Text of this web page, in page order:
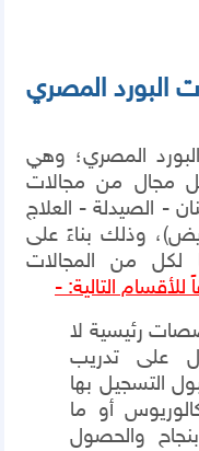
البورد المصري
المصري؛ وهي
مجال من مجالات
- الصيدلة - العلاج
وذلك بناءً على
لكل من المجالات
التالية: -
رئيسية لا
على تدريب
التسجيل بها
أو ما
بنجاح والحصول